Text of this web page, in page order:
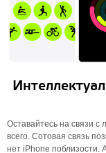
Оставайтесь на связи
всего. Сотовая связь
нет iPhone поблизости.